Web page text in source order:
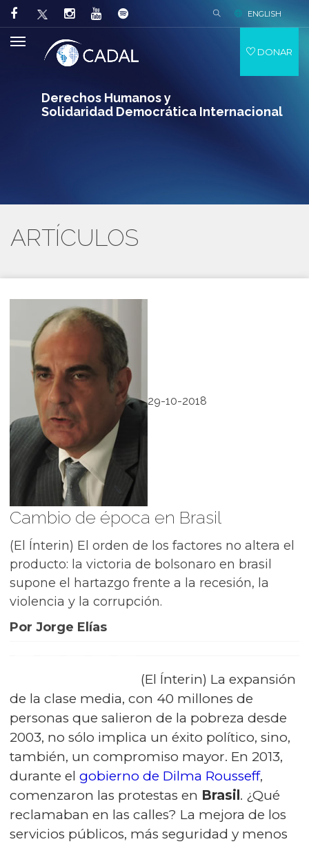
Derechos Humanos y
Solidaridad Democrática Internacional
ENGLISH
DONAR
ARTÍCULOS
29-10-2018
Cambio de época en Brasil
(El Ínterin) El orden de los factores no altera el
producto: la victoria de bolsonaro en brasil
supone el hartazgo frente a la recesión, la
violencia y la corrupción.
Por Jorge Elías
(El Ínterin) La expansión
de la clase media, con 40 millones de
personas que salieron de la pobreza desde
2003, no sólo implica un éxito político, sino,
también, un compromiso mayor. En 2013,
durante el gobierno de Dilma Rousseff,
comenzaron las protestas en Brasil . ¿Qué
reclamaban en las calles? La mejora de los
servicios públicos, más seguridad y menos